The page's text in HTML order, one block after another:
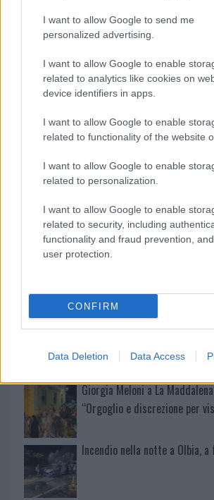
I want to allow Google to send me
personalized advertising.
I want to allow Google to enable
related to analytics like cookies on
device identifiers in apps.
I want to allow Google to enable
related to functionality of the website
I want to allow Google to enable
related to personalization.
I want to allow Google to enable
related to security, including
functionality and fraud prevention,
user protection.
CONFIRM
Data Deletion Data Access
ce
o
o
k
it
te
r
te
re
st
at
s
A
p
p
a
re
Articolo
Delta Center
Meteo Olbia 9 agosto,
Jovanotti, Gabry Ponte e Alfa:
mondo per una notte
Giorgia Meloni a La
“Orgoglio e discrezione per
Incendio nella notte a Olbia,